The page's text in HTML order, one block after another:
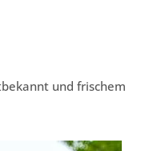
und frischem